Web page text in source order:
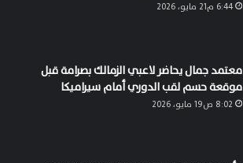
6:44 م21 مايو، 2026
معتمد جمال يحاضر لاعبي الزمالك بصرامة قبل
موقعة حسم لقب الدوري أمام سيراميكا
8:02 ص19 مايو، 2026